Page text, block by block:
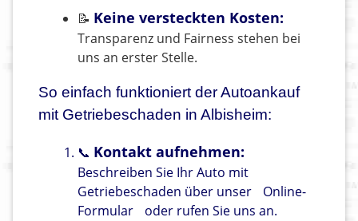
📝 Keine versteckten Kosten:
Transparenz und Fairness stehen bei
uns an erster Stelle.
So einfach funktioniert der Autoankauf
mit Getriebeschaden in Albisheim:
📞 Kontakt aufnehmen:
Beschreiben Sie Ihr Auto mit
Getriebeschaden über unser
Online-
Formular
oder rufen Sie uns an.